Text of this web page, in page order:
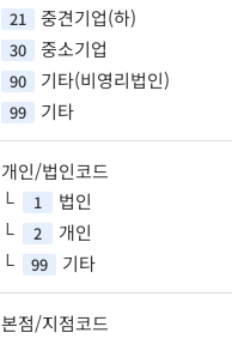
21 중견기업(하)
30 중소기업
90 기타(비영리법인)
99 기타
개인/법인코드
1 법인
2 개인
99 기타
본점/지점코드